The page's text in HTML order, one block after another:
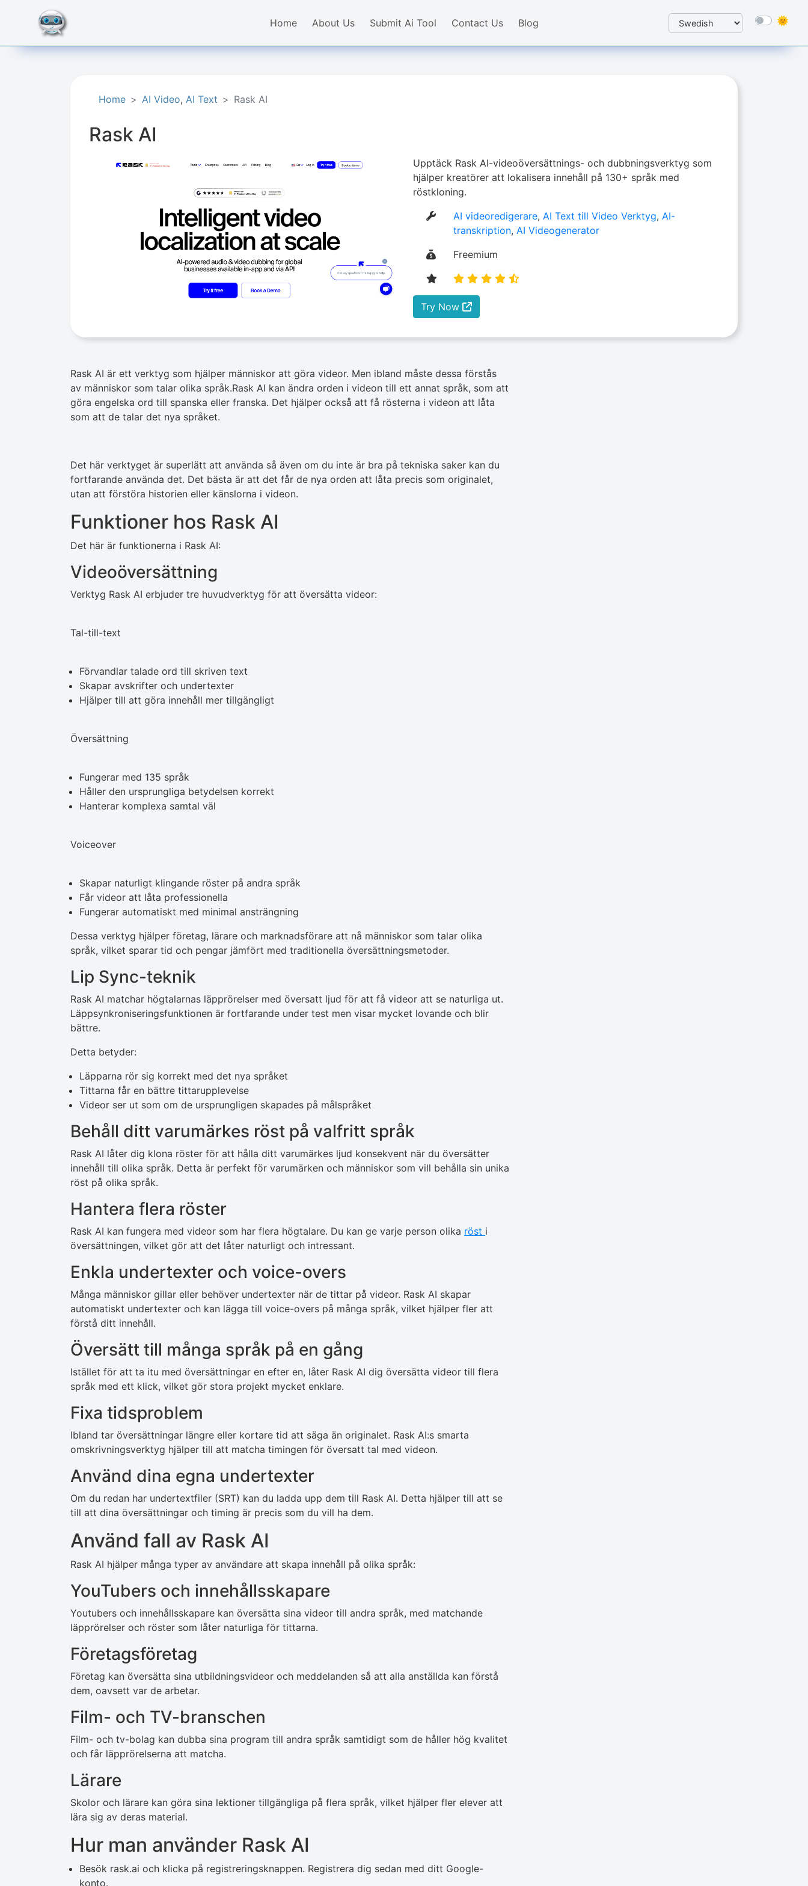
Home About Us Submit Ai Tool Contact Us Blog
Home AI Video, AI Text Rask AI
Rask AI
Upptäck Rask AI-videoöversättnings- och dubbningsverktyg som
hjälper kreatörer att lokalisera innehåll på 130+ språk med
röstkloning.
AI videoredigerare,AI Text till Video Verktyg,AI-
transkription,AI Videogenerator
Freemium
Try Now
Rask AI är ett verktyg som hjälper människor att göra videor. Men ibland måste dessa förstås
av människor som talar olika språk.Rask AI kan ändra orden i videon till ett annat språk, som att
göra engelska ord till spanska eller franska. Det hjälper också att få rösterna i videon att låta
som att de talar det nya språket.
Det här verktyget är superlätt att använda så även om du inte är bra på tekniska saker kan du
fortfarande använda det. Det bästa är att det får de nya orden att låta precis som originalet,
utan att förstöra historien eller känslorna i videon.
Funktioner hos Rask AI
Det här är funktionerna i Rask AI:
Videoöversättning
Verktyg Rask AI erbjuder tre huvudverktyg för att översätta videor:
Tal-till-text
Förvandlar talade ord till skriven text
Skapar avskrifter och undertexter
Hjälper till att göra innehåll mer tillgängligt
Översättning
Fungerar med 135 språk
Håller den ursprungliga betydelsen korrekt
Hanterar komplexa samtal väl
Voiceover
Skapar naturligt klingande röster på andra språk
Får videor att låta professionella
Fungerar automatiskt med minimal ansträngning
Dessa verktyg hjälper företag, lärare och marknadsförare att nå människor som talar olika
språk, vilket sparar tid och pengar jämfört med traditionella översättningsmetoder.
Lip Sync-teknik
Rask AI matchar högtalarnas läpprörelser med översatt ljud för att få videor att se naturliga ut.
Läppsynkroniseringsfunktionen är fortfarande under test men visar mycket lovande och blir
bättre.
Detta betyder:
Läpparna rör sig korrekt med det nya språket
Tittarna får en bättre tittarupplevelse
Videor ser ut som om de ursprungligen skapades på målspråket
Behåll ditt varumärkes röst på valfritt språk
Rask AI låter dig klona röster för att hålla ditt varumärkes ljud konsekvent när du översätter
innehåll till olika språk. Detta är perfekt för varumärken och människor som vill behålla sin unika
röst på olika språk.
Hantera flera röster
Rask AI kan fungera med videor som har flera högtalare. Du kan ge varje person olika röst i
översättningen, vilket gör att det låter naturligt och intressant.
Enkla undertexter och voice-overs
Många människor gillar eller behöver undertexter när de tittar på videor. Rask AI skapar
automatiskt undertexter och kan lägga till voice-overs på många språk, vilket hjälper fler att
förstå ditt innehåll.
Översätt till många språk på en gång
Istället för att ta itu med översättningar en efter en, låter Rask AI dig översätta videor till flera
språk med ett klick, vilket gör stora projekt mycket enklare.
Fixa tidsproblem
Ibland tar översättningar längre eller kortare tid att säga än originalet. Rask AI:s smarta
omskrivningsverktyg hjälper till att matcha timingen för översatt tal med videon.
Använd dina egna undertexter
Om du redan har undertextfiler (SRT) kan du ladda upp dem till Rask AI. Detta hjälper till att se
till att dina översättningar och timing är precis som du vill ha dem.
Använd fall av Rask AI
Rask AI hjälper många typer av användare att skapa innehåll på olika språk:
YouTubers och innehållsskapare
Youtubers och innehållsskapare kan översätta sina videor till andra språk, med matchande
läpprörelser och röster som låter naturliga för tittarna.
Företagsföretag
Företag kan översätta sina utbildningsvideor och meddelanden så att alla anställda kan förstå
dem, oavsett var de arbetar.
Film- och TV-branschen
Film- och tv-bolag kan dubba sina program till andra språk samtidigt som de håller hög kvalitet
och får läpprörelserna att matcha.
Lärare
Skolor och lärare kan göra sina lektioner tillgängliga på flera språk, vilket hjälper fler elever att
lära sig av deras material.
Hur man använder Rask AI
Besök rask.ai och klicka på registreringsknappen. Registrera dig sedan med ditt Google-
konto.